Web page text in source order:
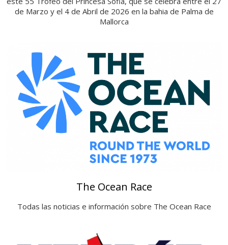
de Marzo y el 4 de Abril de 2026 en la bahia de Palma de
Mallorca
The Ocean Race
Todas las noticias e información sobre The Ocean Race